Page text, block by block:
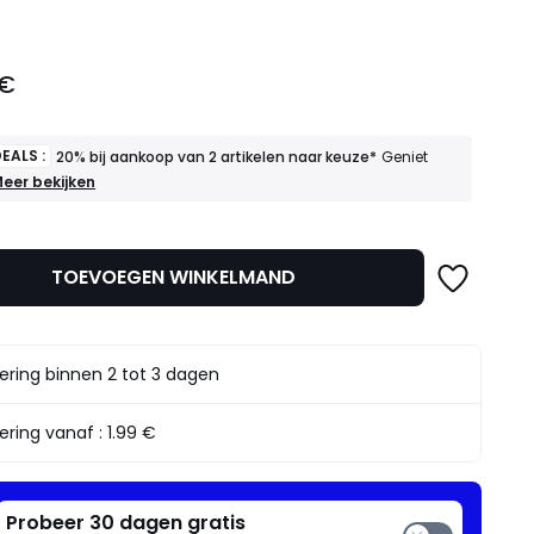
: 20% bij aankoop van 2 artikelen naar keuze* Geniet
aankoop
naar
ervan
bekijken
TOEVOEGEN WINKELMAND
binnen 2 tot 3 dagen
vanaf :1.99 €
Probeer 30 dagen gratis